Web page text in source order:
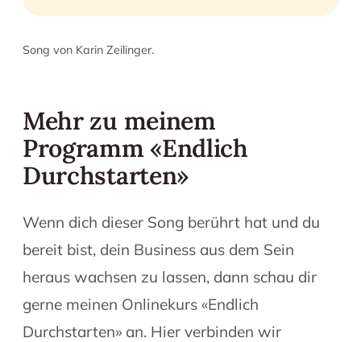
Song von Karin Zeilinger.
Mehr zu meinem
Programm «Endlich
Durchstarten»
Wenn dich dieser Song berührt hat und du
bereit bist, dein Business aus dem Sein
heraus wachsen zu lassen, dann schau dir
gerne meinen Onlinekurs «Endlich
Durchstarten» an. Hier verbinden wir